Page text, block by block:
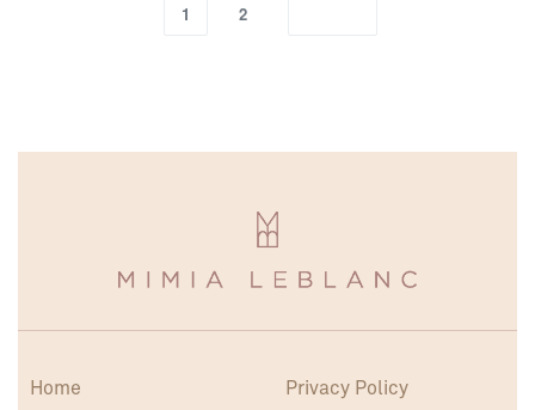
1 2
Home
Privacy Policy